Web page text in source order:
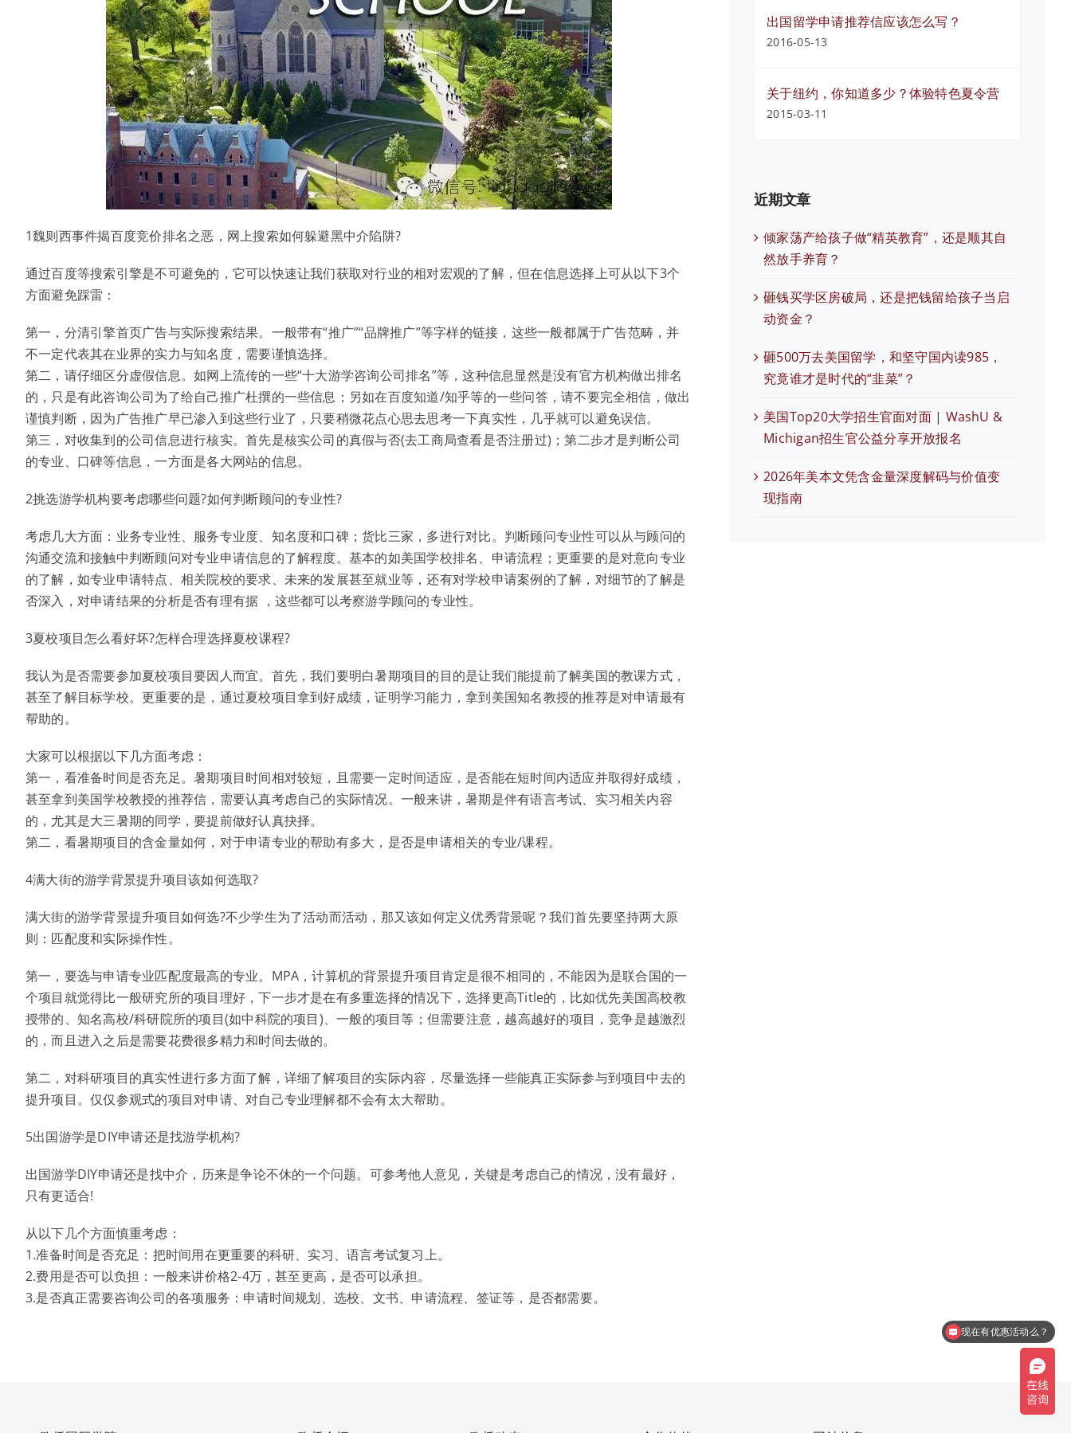
1魏则西事件揭百度竞价排名之恶，网上搜索如何躲避黑中介陷阱?
通过百度等搜索引擎是不可避免的，它可以快速让我们获取对行业的相对宏观的了解，但在信息选择上可从以下3个
方面避免踩雷：
第一，分清引擎首页广告与实际搜索结果。一般带有“推广”“品牌推广”等字样的链接，这些一般都属于广告范畴，并
不一定代表其在业界的实力与知名度，需要谨慎选择。
第二，请仔细区分虚假信息。如网上流传的一些“十大游学咨询公司排名”等，这种信息显然是没有官方机构做出排名
的，只是有此咨询公司为了给自己推广杜撰的一些信息；另如在百度知道/知乎等的一些问答，请不要完全相信，做出
谨慎判断，因为广告推广早已渗入到这些行业了，只要稍微花点心思去思考一下真实性，几乎就可以避免误信。
第三，对收集到的公司信息进行核实。首先是核实公司的真假与否(去工商局查看是否注册过)；第二步才是判断公司
的专业、口碑等信息，一方面是各大网站的信息。
2挑选游学机构要考虑哪些问题?如何判断顾问的专业性?
考虑几大方面：业务专业性、服务专业度、知名度和口碑；货比三家，多进行对比。判断顾问专业性可以从与顾问的
沟通交流和接触中判断顾问对专业申请信息的了解程度。基本的如美国学校排名、申请流程；更重要的是对意向专业
的了解，如专业申请特点、相关院校的要求、未来的发展甚至就业等，还有对学校申请案例的了解，对细节的了解是
否深入，对申请结果的分析是否有理有据 ，这些都可以考察游学顾问的专业性。
3夏校项目怎么看好坏?怎样合理选择夏校课程?
我认为是否需要参加夏校项目要因人而宜。首先，我们要明白暑期项目的目的是让我们能提前了解美国的教课方式，
甚至了解目标学校。更重要的是，通过夏校项目拿到好成绩，证明学习能力，拿到美国知名教授的推荐是对申请最有
帮助的。
大家可以根据以下几方面考虑：
第一，看准备时间是否充足。暑期项目时间相对较短，且需要一定时间适应，是否能在短时间内适应并取得好成绩，
甚至拿到美国学校教授的推荐信，需要认真考虑自己的实际情况。一般来讲，暑期是伴有语言考试、实习相关内容
的，尤其是大三暑期的同学，要提前做好认真抉择。
第二，看暑期项目的含金量如何，对于申请专业的帮助有多大，是否是申请相关的专业/课程。
4满大街的游学背景提升项目该如何选取?
满大街的游学背景提升项目如何选?不少学生为了活动而活动，那又该如何定义优秀背景呢？我们首先要坚持两大原
则：匹配度和实际操作性。
第一，要选与申请专业匹配度最高的专业。MPA，计算机的背景提升项目肯定是很不相同的，不能因为是联合国的一
个项目就觉得比一般研究所的项目理好，下一步才是在有多重选择的情况下，选择更高Title的，比如优先美国高校教
授带的、知名高校/科研院所的项目(如中科院的项目)、一般的项目等；但需要注意，越高越好的项目，竞争是越激烈
的，而且进入之后是需要花费很多精力和时间去做的。
第二，对科研项目的真实性进行多方面了解，详细了解项目的实际内容，尽量选择一些能真正实际参与到项目中去的
提升项目。仅仅参观式的项目对申请、对自己专业理解都不会有太大帮助。
5出国游学是DIY申请还是找游学机构?
出国游学DIY申请还是找中介，历来是争论不休的一个问题。可参考他人意见，关键是考虑自己的情况，没有最好，
只有更适合!
从以下几个方面慎重考虑：
1.准备时间是否充足：把时间用在更重要的科研、实习、语言考试复习上。
2.费用是否可以负担：一般来讲价格2-4万，甚至更高，是否可以承担。
3.是否真正需要咨询公司的各项服务：申请时间规划、选校、文书、申请流程、签证等，是否都需要。
出国留学申请推荐信应该怎么写？
2016-05-13
关于纽约，你知道多少？体验特色夏令营
2015-03-11
近期文章
倾家荡产给孩子做“精英教育”，还是顺其自
然放手养育？
砸钱买学区房破局，还是把钱留给孩子当启
动资金？
砸500万去美国留学，和坚守国内读985，
究竟谁才是时代的“韭菜”？
美国Top20大学招生官面对面 | WashU &
Michigan招生官公益分享开放报名
2026年美本文凭含金量深度解码与价值变
现指南
现在有优惠活动么？